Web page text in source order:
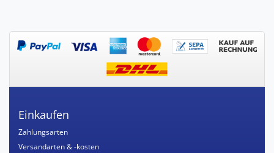
Einkaufen
Zahlungsarten
Versandarten & -kosten